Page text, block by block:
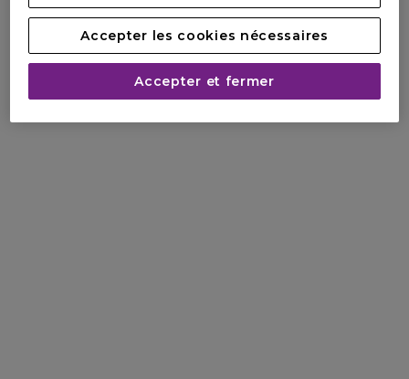
Accepter les cookies nécessaires
Accepter et fermer